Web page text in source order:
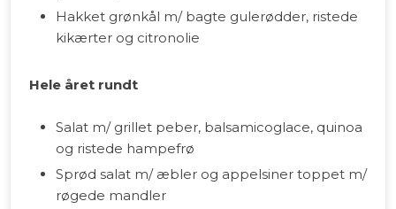
Hakket grønkål m/ bagte gulerødder, ristede
kikærter og citronolie
Hele året rundt
Salat m/ grillet peber, balsamicoglace, quinoa
og ristede hampefrø
Sprød salat m/ æbler og appelsiner toppet m/
røgede mandler